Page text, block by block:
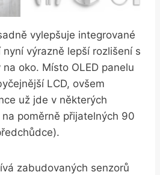
vylepšuje integrované
výrazně lepší rozlišení s
oko. Místo OLED panelu
LCD, ovšem
už jde v některých
poměrně přijatelných 90
zabudovaných senzorů